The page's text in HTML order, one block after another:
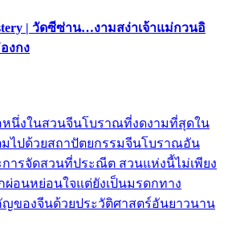
| วัดซีซ่าน…งามสง่าเจ้าแม่กวนอิ
งกง
นึ่งในสวนจีนโบราณที่งดงามที่สุดใน
ต็มไปด้วยสถาปัตยกรรมจีนโบราณอัน
ารจัดสวนที่ประณีต สวนแห่งนี้ไม่เพียง
อนหย่อนใจแต่ยังเป็นมรดกทาง
ของจีนด้วยประวัติศาสตร์อันยาวนาน